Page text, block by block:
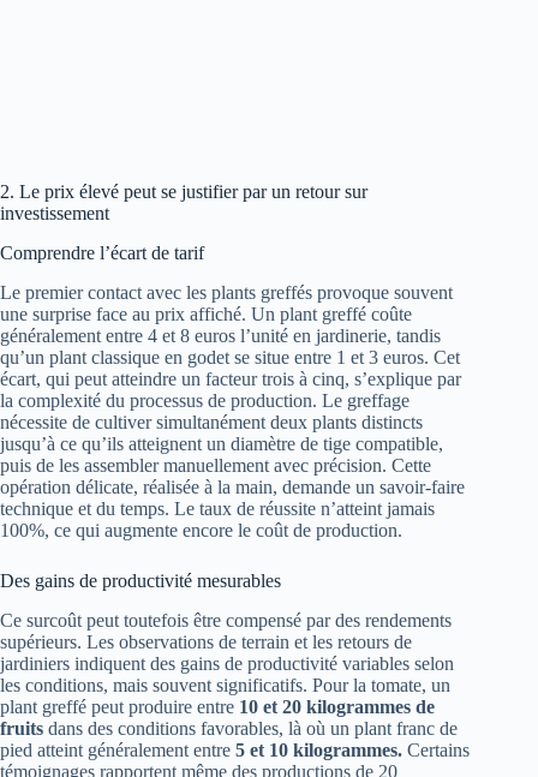
2. Le prix élevé peut se justifier par un retour sur
investissement
Comprendre l’écart de tarif
Le premier contact avec les plants greffés provoque souvent
une surprise face au prix affiché. Un plant greffé coûte
généralement entre 4 et 8 euros l’unité en jardinerie, tandis
qu’un plant classique en godet se situe entre 1 et 3 euros. Cet
écart, qui peut atteindre un facteur trois à cinq, s’explique par
la complexité du processus de production. Le greffage
nécessite de cultiver simultanément deux plants distincts
jusqu’à ce qu’ils atteignent un diamètre de tige compatible,
puis de les assembler manuellement avec précision. Cette
opération délicate, réalisée à la main, demande un savoir-faire
technique et du temps. Le taux de réussite n’atteint jamais
100%, ce qui augmente encore le coût de production.
Des gains de productivité mesurables
Ce surcoût peut toutefois être compensé par des rendements
supérieurs. Les observations de terrain et les retours de
jardiniers indiquent des gains de productivité variables selon
les conditions, mais souvent significatifs. Pour la tomate, un
plant greffé peut produire entre 10 et 20 kilogrammes de
fruits dans des conditions favorables, là où un plant franc de
pied atteint généralement entre 5 et 10 kilogrammes. Certains
témoignages rapportent même des productions de 20